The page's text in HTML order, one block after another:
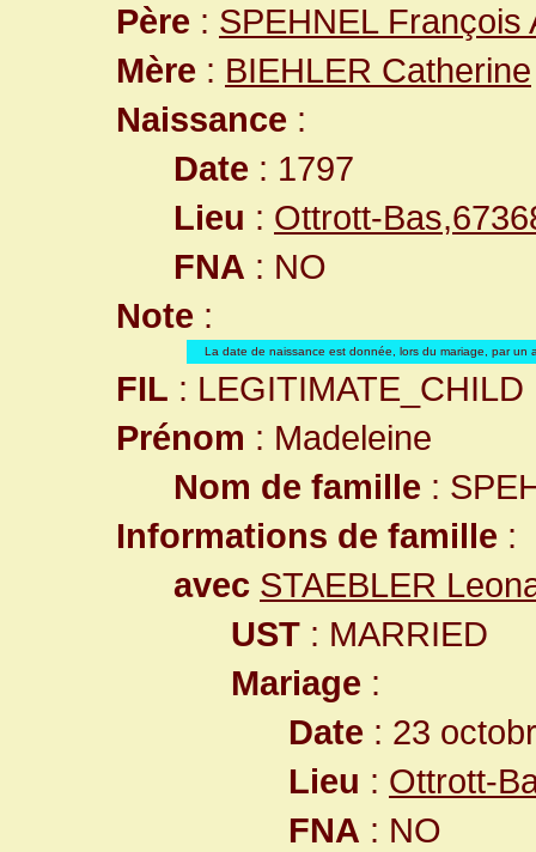
Père : SPEHNEL François
Mère : BIEHLER Catherine
Naissance :
Date : 1797
Lieu : Ottrott-
FNA : NO
Note :
La date de naissance est donnée, lors du mariage, par un
FIL : LEGITIMATE_CHILD
Prénom : Madeleine
Nom de famille :
Informations de famille :
avec STAEBLER
UST : MARRIED
Mariage :
Date : 23
Lieu : Ottrott-
FNA : NO